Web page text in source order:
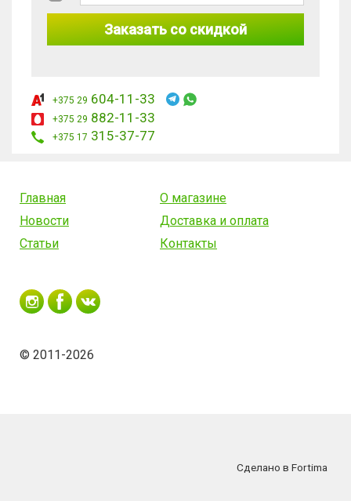
Заказать со скидкой
+375 29 604-11-33
+375 29 882-11-33
+375 17 315-37-77
Главная
О магазине
Новости
Доставка и оплата
Статьи
Контакты
© 2011-2026
Сделано в Fortima